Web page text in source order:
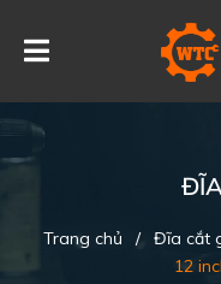
Trang chủ / Đĩa cắt
12